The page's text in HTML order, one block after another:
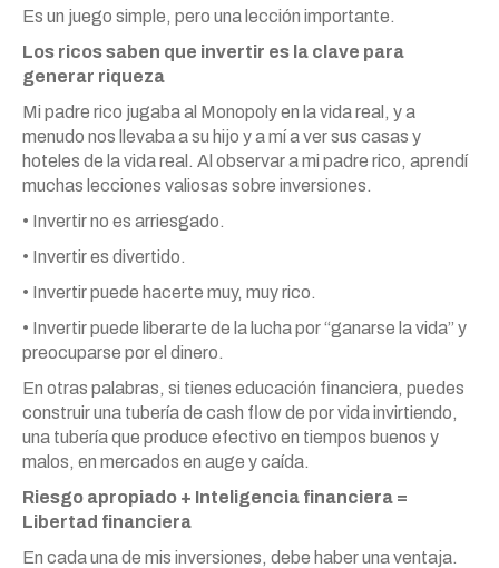
Es un juego simple, pero una lección importante.
Los ricos saben que invertir es la clave para
generar riqueza
Mi padre rico jugaba al Monopoly en la vida real, y a
menudo nos llevaba a su hijo y a mí a ver sus casas y
hoteles de la vida real. Al observar a mi padre rico, aprendí
muchas lecciones valiosas sobre inversiones.
• Invertir no es arriesgado.
• Invertir es divertido.
• Invertir puede hacerte muy, muy rico.
• Invertir puede liberarte de la lucha por “ganarse la vida” y
preocuparse por el dinero.
En otras palabras, si tienes educación financiera, puedes
construir una tubería de cash flow de por vida invirtiendo,
una tubería que produce efectivo en tiempos buenos y
malos, en mercados en auge y caída.
Riesgo apropiado + Inteligencia financiera =
Libertad financiera
En cada una de mis inversiones, debe haber una ventaja.